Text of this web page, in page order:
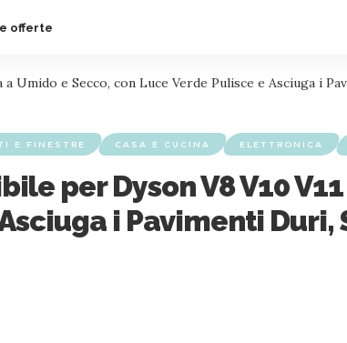
offerte
Umido e Secco, con Luce Verde Pulisce e Asciuga i
E FINESTRE CASA E CUCINA ELETTRONICA
per Dyson V8 V10 V11
i Pavimenti